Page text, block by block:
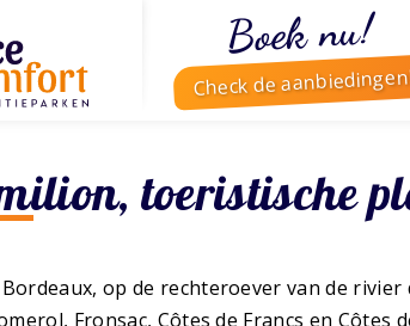
Boek nu!
Check de
toeristische
op de rechteroever van de rivier
Fronsac, Côtes de Francs en Côtes